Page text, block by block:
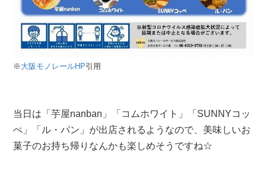
※ 大阪モノレールHP引用
当日は「芋屋nanban」「コムホワイト」「SUNNYコッ
ぺ」「ル・パン」が出店されるようなので、美味しいお
菓子のお持ち帰りなんかも楽しめそうですね☆